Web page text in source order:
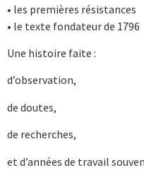
• les premières résistances
• le texte fondateur de 1796
Une histoire faite :
d’observation,
de doutes,
de recherches,
et d’années de travail